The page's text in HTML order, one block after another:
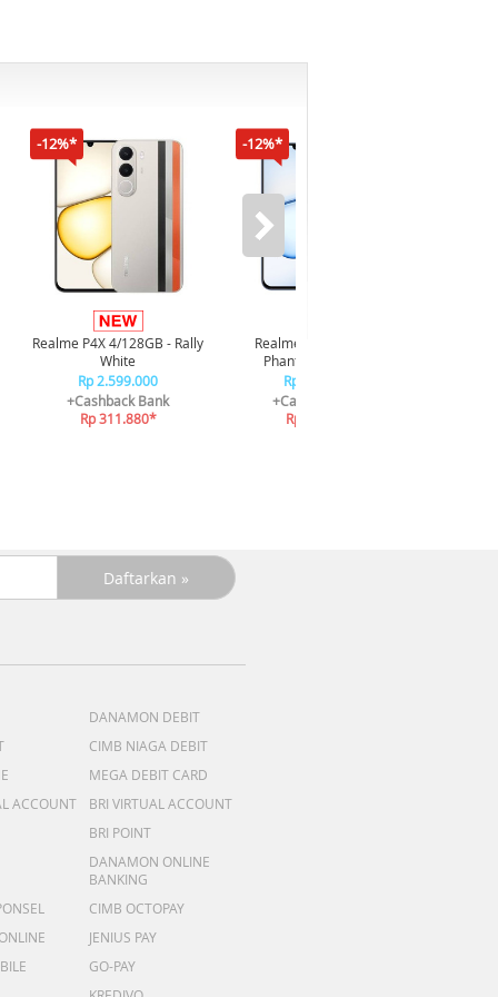
-12%*
Realme P4X 4/128GB - Rally
White
Rp 2.599.000
+Cashback Bank
Rp 311.880*
-12%*
Realme P4X 4/128GB -
Phantom Navy Blue
Rp 2.599.000
+Cashback Bank
Rp 311.880*
DANAMON DEBIT
CIMB NIAGA DEBIT
MEGA DEBIT CARD
ACCOUNT
BRI VIRTUAL ACCOUNT
BRI POINT
DANAMON ONLINE
BANKING
CIMB OCTOPAY
JENIUS PAY
GO-PAY